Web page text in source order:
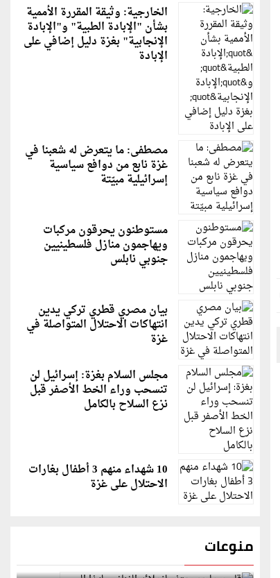
الخارجية: وثيقة المقررة الأممية
بشأن "الإبادة الطبية" و"الإبادة
الإنجابية" بغزة دليل إضافي على
الإبادة
مصطفى: ما يتعرض له شعبنا في
غزة نابع من دوافع سياسية
إسرائيلية مبيّتة
مستوطنون يحرقون مركبات
ويهاجمون منازل فلسطينيين
جنوبي نابلس
بيان مصري قطري تركي يدين
انتهاكات الاحتلال المتواصلة في
غزة
مجلس السلام بغزة: إسرائيل لن
تنسحب وراء الخط الأصفر قبل
نزع السلاح بالكامل
10 شهداء منهم 3 أطفال بغارات
الاحتلال على غزة
منوعات
قاسم ملحو يعتذر لزملائه الفنانين لهذا السبب